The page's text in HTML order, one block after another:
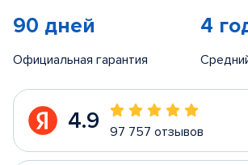
90 дней
Официальная гарантия
4
4.9 97 757 отзывов